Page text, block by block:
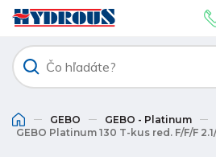
GEBO
GEBO - Platinum
GEBO Platinum 130 T-kus red. F/F/F